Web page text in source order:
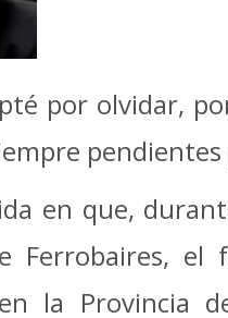
por olvidar,
en que,
Ferrobaires, el
la Provincia